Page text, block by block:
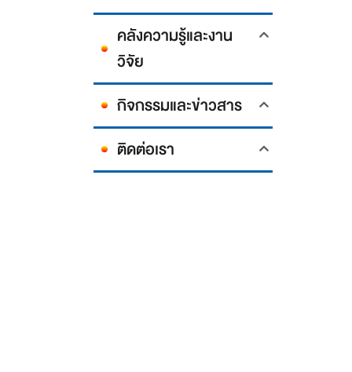
คลังความรู้และงาน
วิจัย
กิจกรรมและข่าวสาร
ติดต่อเรา